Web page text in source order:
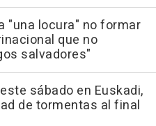
"una locura" no formar
que no
salvadores"
sábado en Euskadi,
de tormentas al final